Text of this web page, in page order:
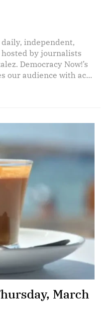
daily, independent,
by journalists
Democracy Now!’s
our audience with ac...
March